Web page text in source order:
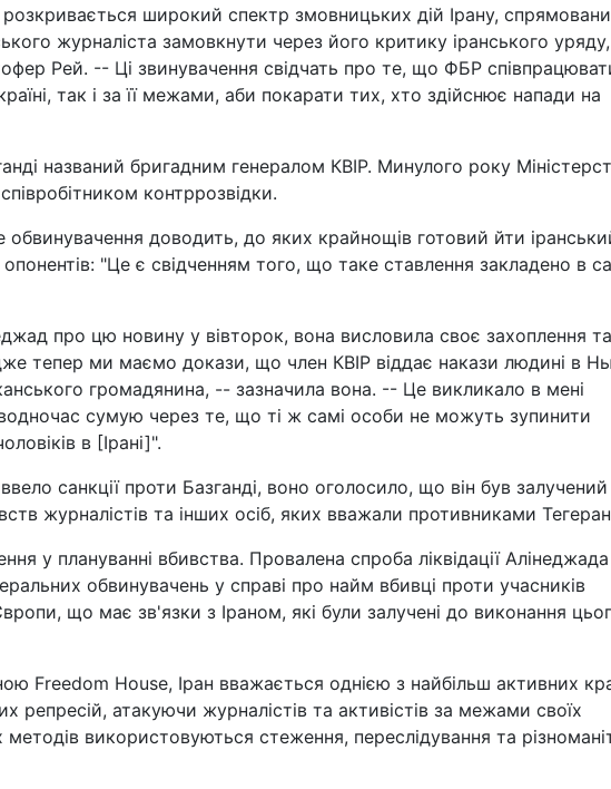
широкий спектр змовницьких дій Ірану,
журналіста замовкнути через його критику іранського
Рей. -- Ці звинувачення свідчать про те, що ФБР
так і за її межами, аби покарати тих, хто здійснює напади на
названий бригадним генералом КВІР. Минулого року
контррозвідки.
доводить, до яких крайнощів готовий йти
"Це є свідченням того, що таке ставлення закладено в
про цю новину у вівторок, вона висловила своє захоплення та
тепер ми маємо докази, що член КВІР віддає накази людині в
громадянина, -- зазначила вона. -- Це викликало в мені
сумую через те, що ті ж самі особи не можуть зупинити
в [Ірані]".
санкції проти Базганді, воно оголосило, що він був
журналістів та інших осіб, яких вважали противниками
у плануванні вбивства. Провалена спроба ліквідації Алінеджада
обвинувачень у справі про найм вбивці проти учасників
що має зв'язки з Іраном, які були залучені до виконання
Freedom House, Іран вважається однією з найбільш активних
репресій, атакуючи журналістів та активістів за межами своїх
використовуються стеження, переслідування та